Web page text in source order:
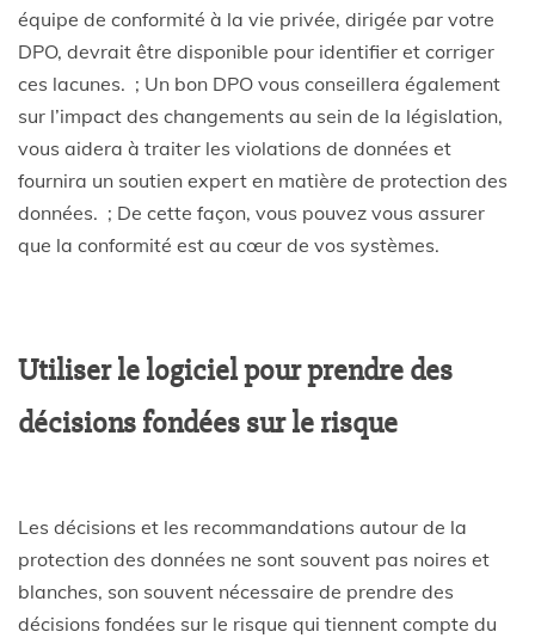
équipe de conformité à la vie privée, dirigée par votre
DPO, devrait être disponible pour identifier et corriger
ces lacunes. ; Un bon DPO vous conseillera également
sur l’impact des changements au sein de la législation,
vous aidera à traiter les violations de données et
fournira un soutien expert en matière de protection des
données. ; De cette façon, vous pouvez vous assurer
que la conformité est au cœur de vos systèmes.
Utiliser le logiciel pour prendre des
décisions fondées sur le risque
Les décisions et les recommandations autour de la
protection des données ne sont souvent pas noires et
blanches, son souvent nécessaire de prendre des
décisions fondées sur le risque qui tiennent compte du